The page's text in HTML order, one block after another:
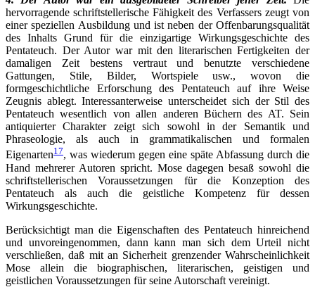
hervorragende schriftstellerische Fähigkeit des Verfassers zeugt von
einer speziellen Ausbildung und ist neben der Offenbarungsqualität
des Inhalts Grund für die einzigartige Wirkungsgeschichte des
Pentateuch. Der Autor war mit den literarischen Fertigkeiten der
damaligen Zeit bestens vertraut und benutzte verschiedene
Gattungen, Stile, Bilder, Wortspiele usw., wovon die
formgeschichtliche Erforschung des Pentateuch auf ihre Weise
Zeugnis ablegt. Interessanterweise unterscheidet sich der Stil des
Pentateuch wesentlich von allen anderen Büchern des AT. Sein
antiquierter Charakter zeigt sich sowohl in der Semantik und
Phraseologie, als auch in grammatikalischen und formalen
Eigenarten17, was wiederum gegen eine späte Abfassung durch die
Hand mehrerer Autoren spricht. Mose dagegen besaß sowohl die
schriftstellerischen Voraussetzungen für die Konzeption des
Pentateuch als auch die geistliche Kompetenz für dessen
Wirkungsgeschichte.
Berücksichtigt man die Eigenschaften des Pentateuch hinreichend
und unvoreingenommen, dann kann man sich dem Urteil nicht
verschließen, daß mit an Sicherheit grenzender Wahrscheinlichkeit
Mose allein die biographischen, literarischen, geistigen und
geistlichen Voraussetzungen für seine Autorschaft vereinigt.